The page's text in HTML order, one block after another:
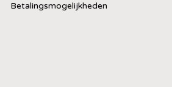
Betalingsmogelijkheden